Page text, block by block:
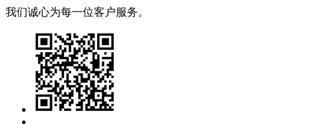
我们诚心为每一位客户服务。